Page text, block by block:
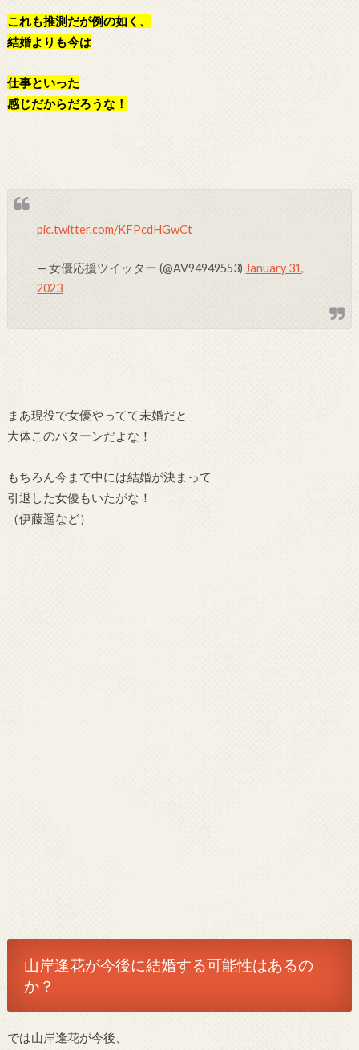
これも推測だが例の如く、
結婚よりも今は
仕事といった
感じだからだろうな！
pic.twitter.com/KFPcdHGwCt
— 女優応援ツイッター (@AV94949553) January 31,
2023
まあ現役で女優やってて未婚だと
大体このパターンだよな！
もちろん今まで中には結婚が決まって
引退した女優もいたがな！
（伊藤遥など）
山岸逢花が今後に結婚する可能性はあるの
か？
では山岸逢花が今後、